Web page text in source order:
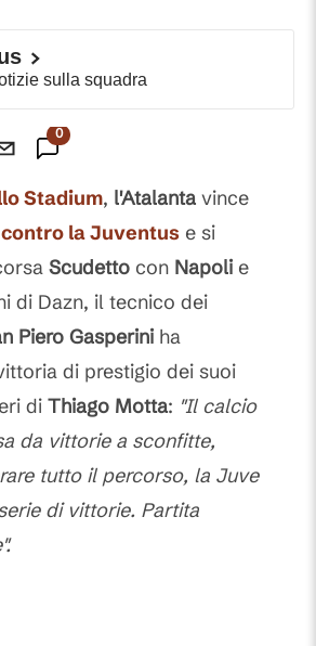
sulla squadra
0
Stadium, l'Atalanta vince
laJuventus e si
Scudetto con Napoli e
di Dazn, il tecnico dei
Piero Gasperini ha
di prestigio dei suoi
di Thiago Motta: "Il calcio
da vittorie a sconfitte,
tutto il percorso, la Juve
di vittorie. Partita